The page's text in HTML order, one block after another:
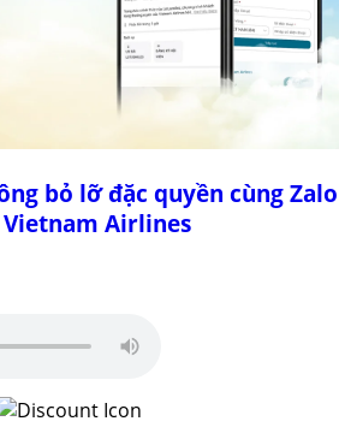
bỏ lỡ đặc quyền cùng Zalo
Airlines